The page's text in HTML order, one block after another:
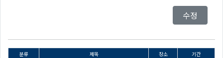
수정
분류 제목 장소 기간